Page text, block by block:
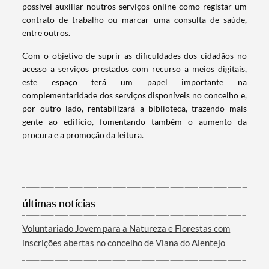
Categorias gerais
possível auxiliar noutros serviços online como registar um
contrato de trabalho ou marcar uma consulta de saúde,
entre outros.
Com o objetivo de suprir as dificuldades dos cidadãos no
acesso a serviços prestados com recurso a meios digitais,
este espaço terá um papel importante na
complementaridade dos serviços disponíveis no concelho e,
por outro lado, rentabilizará a biblioteca, trazendo mais
gente ao edifício, fomentando também o aumento da
procura e a promoção da leitura.
últimas notícias
Voluntariado Jovem para a Natureza e Florestas com
inscrições abertas no concelho de Viana do Alentejo